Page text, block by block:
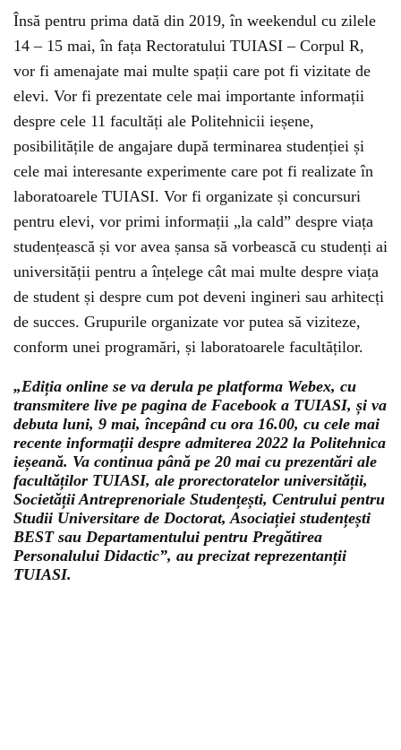
Însă pentru prima dată din 2019, în weekendul cu zilele
14 – 15 mai, în fața Rectoratului TUIASI – Corpul R,
vor fi amenajate mai multe spații care pot fi vizitate de
elevi. Vor fi prezentate cele mai importante informații
despre cele 11 facultăți ale Politehnicii ieșene,
posibilitățile de angajare după terminarea studenției și
cele mai interesante experimente care pot fi realizate în
laboratoarele TUIASI. Vor fi organizate și concursuri
pentru elevi, vor primi informații „la cald” despre viața
studențească și vor avea șansa să vorbească cu studenți ai
universității pentru a înțelege cât mai multe despre viața
de student și despre cum pot deveni ingineri sau arhitecți
de succes. Grupurile organizate vor putea să viziteze,
conform unei programări, și laboratoarele facultăților.
„Ediția online se va derula pe platforma Webex, cu
transmitere live pe pagina de Facebook a TUIASI, și va
debuta luni, 9 mai, începând cu ora 16.00, cu cele mai
recente informații despre admiterea 2022 la Politehnica
ieșeană. Va continua până pe 20 mai cu prezentări ale
facultăților TUIASI, ale prorectoratelor universității,
Societății Antreprenoriale Studențești, Centrului pentru
Studii Universitare de Doctorat, Asociației studențești
BEST sau Departamentului pentru Pregătirea
Personalului Didactic”, au precizat reprezentanții
TUIASI.